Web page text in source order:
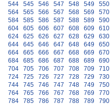
544
545 546 547 548 549 550
564
565 566 567 568 569 570
584
585 586 587 588 589 590
604
605 606 607 608 609 610
624
625 626 627 628 629 630
644
645 646 647 648 649 650
664
665 666 667 668 669 670
684
685 686 687 688 689 690
704
705 706 707 708 709 710
724
725 726 727 728 729 730
744
745 746 747 748 749 750
764
765 766 767 768 769 770
784
785 786 787 788 789 790